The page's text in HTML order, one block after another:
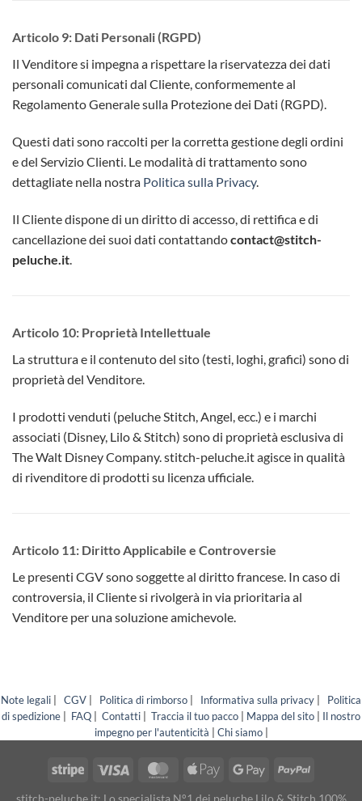
Articolo 9: Dati Personali (RGPD)
Il Venditore si impegna a rispettare la riservatezza dei dati
personali comunicati dal Cliente, conformemente al
Regolamento Generale sulla Protezione dei Dati (RGPD).
Questi dati sono raccolti per la corretta gestione degli ordini
e del Servizio Clienti. Le modalità di trattamento sono
dettagliate nella nostra Politica sulla Privacy.
Il Cliente dispone di un diritto di accesso, di rettifica e di
cancellazione dei suoi dati contattandocontact@stitch-
peluche.it
Articolo 10: Proprietà Intellettuale
La struttura e il contenuto del sito (testi, loghi, grafici) sono di
proprietà del Venditore.
I prodotti venduti (peluche Stitch, Angel, ecc.) e i marchi
associati (Disney, Lilo & Stitch) sono di proprietà esclusiva di
The Walt Disney Company. stitch-peluche.it agisce in qualità
di rivenditore di prodotti su licenza ufficiale.
Articolo 11: Diritto Applicabile e Controversie
Le presenti CGV sono soggette al diritto francese. In caso di
controversia, il Cliente si rivolgerà in via prioritaria al
Venditore per una soluzione amichevole.
Note legali CGV Politica di rimborso Informativa sulla privacy
Politica
di spedizione
FAQ Contatti Traccia il tuo pacco Mappa del sito
Il nostro
impegno per l'autenticità
Chi siamo|
stitch-peluche.it: Lo specialista N°1 dei peluche Lilo & Stitch 100%